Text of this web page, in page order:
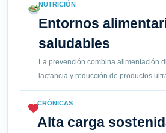
NUTRICIÓN
Entornos
saludables
La prevención combina alimentación
lactancia y reducción de productos
CRÓNICAS
Alta carga